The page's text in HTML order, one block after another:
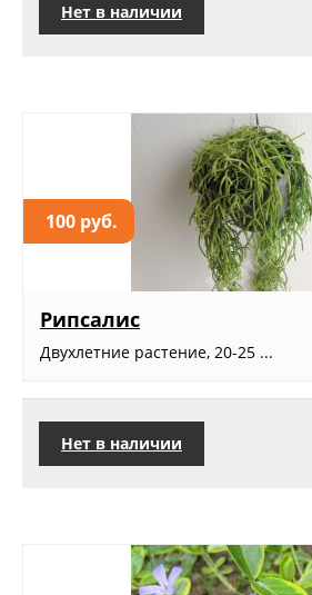
Нет в наличии
100 руб.
Рипсалис
Двухлетние растение, 20-25 ...
Нет в наличии